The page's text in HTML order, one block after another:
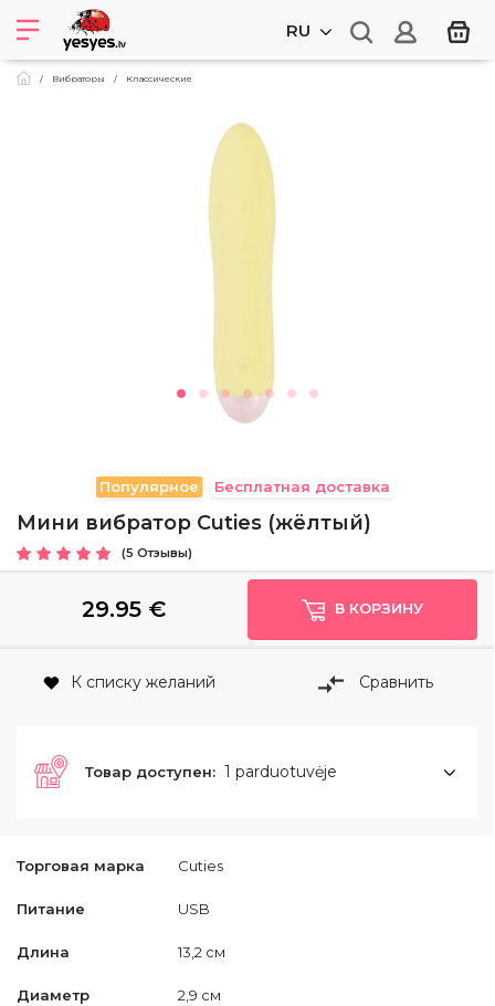
RU
Вибраторы Классические
Популярное Бесплатная доставка
Mини вибратор Cuties (жёлтый)
(5 Отзывы)
Торговая марка Cuties
Питание USB
Длина 13,2 см
Диаметр 2,9 см
29.95€ В КОРЗИНУ
К списку желаний Сравнить
Товар доступен: 1 parduotuvėje